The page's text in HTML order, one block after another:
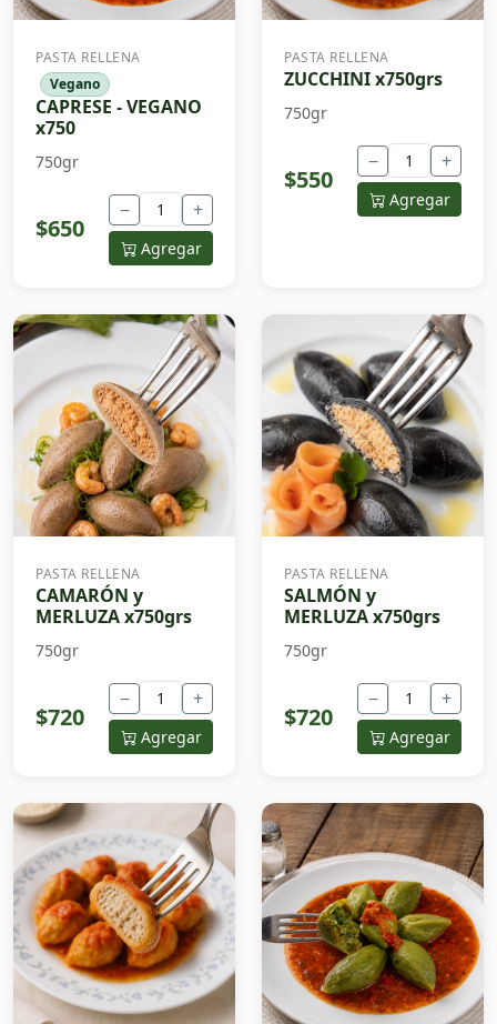
PASTA RELLENA
Vegano
CAPRESE - VEGANO
x750
750gr
$650
− +
Agregar
PASTA RELLENA
ZUCCHINI x750grs
750gr
$550
− +
Agregar
PASTA RELLENA
CAMARÓN y
MERLUZA x750grs
750gr
$720
− +
Agregar
PASTA RELLENA
SALMÓN y
MERLUZA x750grs
750gr
$720
− +
Agregar